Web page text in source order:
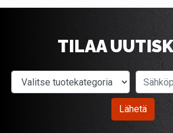
TILAA
Valitse tuotekategoria
Lähetä